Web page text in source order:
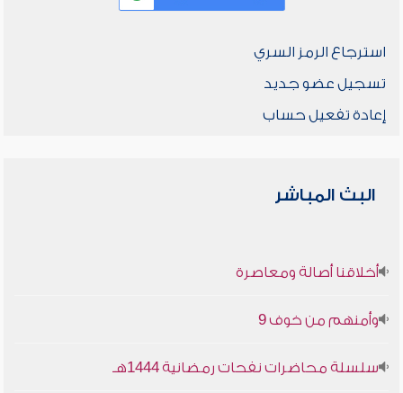
استرجاع الرمز السري
تسجيل عضو جديد
إعادة تفعيل حساب
البث المباشر
أخلاقنا أصالة ومعاصرة
وأمنهم من خوف 9
سلسلة محاضرات نفحات رمضانية 1444هـ